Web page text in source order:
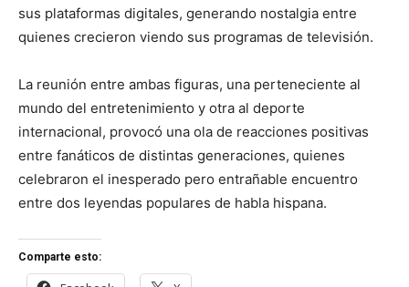
sus plataformas digitales, generando nostalgia entre
quienes crecieron viendo sus programas de televisión.
La reunión entre ambas figuras, una perteneciente al
mundo del entretenimiento y otra al deporte
internacional, provocó una ola de reacciones positivas
entre fanáticos de distintas generaciones, quienes
celebraron el inesperado pero entrañable encuentro
entre dos leyendas populares de habla hispana.
Comparte esto: